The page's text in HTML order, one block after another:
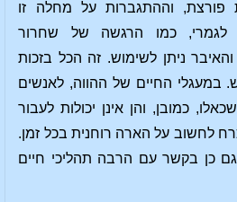
פורצת, וההתגברות על מחלה זו
לגמרי, כמו הרגשה של שחרור
ניתן לשימוש. זה הכל בזכות
במעגלי החיים של ההווה, לאנשים
כמובן, והן אינן יכולות לעבור
לחשוב על הארה רוחנית בכל זמן.
כן בקשר עם הרבה תהליכי חיים